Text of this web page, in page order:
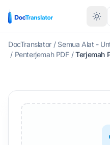
DocTranslator / Semua Alat -
/ Penterjemah PDF / Terjemah